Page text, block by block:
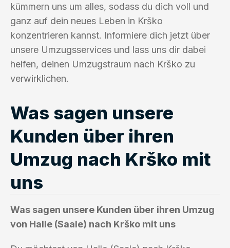
kümmern uns um alles, sodass du dich voll und
ganz auf dein neues Leben in Krško
konzentrieren kannst. Informiere dich jetzt über
unsere Umzugsservices und lass uns dir dabei
helfen, deinen Umzugstraum nach Krško zu
verwirklichen.
Was sagen unsere
Kunden über ihren
Umzug nach Krško mit
uns
Was sagen unsere Kunden über ihren Umzug
von Halle (Saale) nach Krško mit uns